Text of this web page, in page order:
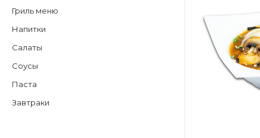
Гриль меню
Напитки
Салаты
Соусы
Паста
Завтраки